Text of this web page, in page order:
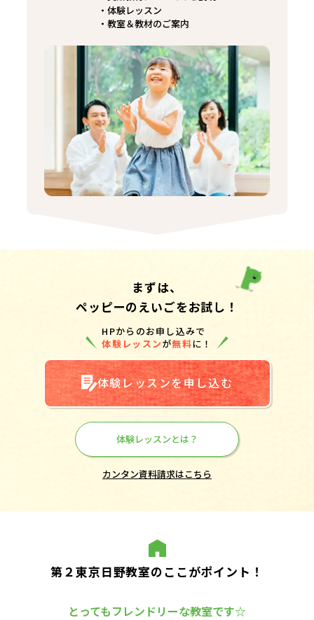
体験レッスン
教室＆教材のご案内
まずは、
ペッピーのえいごをお試し！
HPからのお申し込みで
体験レッスンが無料に！
体験レッスンを申し込む
体験レッスンとは？
カンタン資料請求はこちら
第２東京日野教室のここがポイント！
とってもフレンドリーな教室です☆